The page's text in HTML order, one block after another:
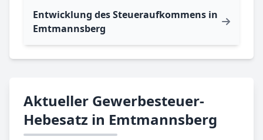
Entwicklung des Steueraufkommens in
Emtmannsberg
Aktueller Gewerbesteuer-
Hebesatz in Emtmannsberg